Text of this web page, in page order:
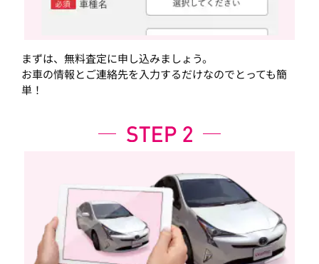
まずは、無料査定に申し込みましょう。
お車の情報とご連絡先を入力するだけなのでとっても簡
単！